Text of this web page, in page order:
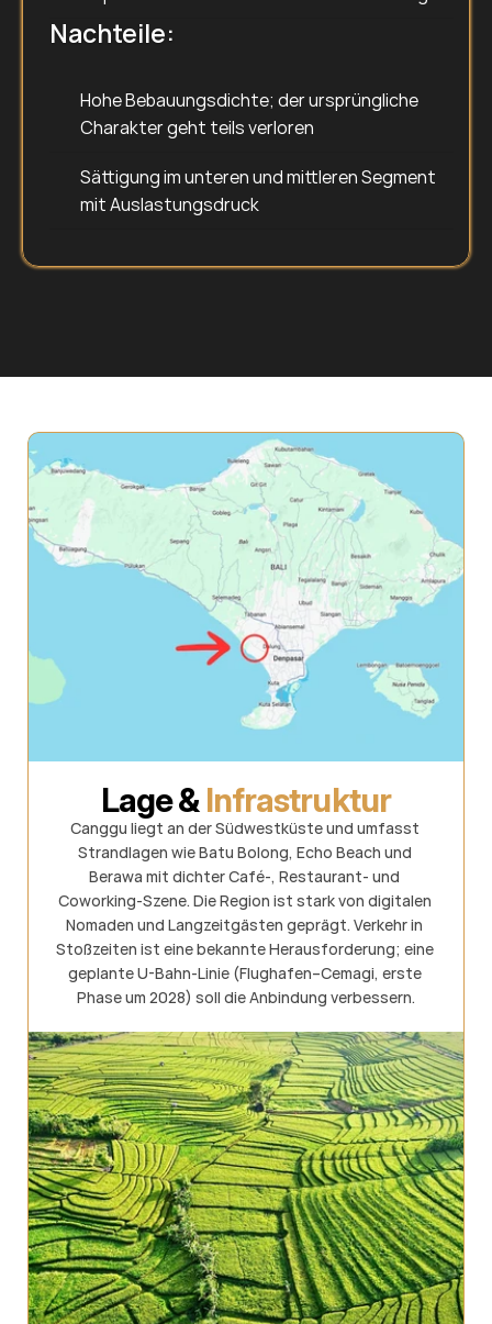
Nachteile:
Hohe Bebauungsdichte; der ursprüngliche
Charakter geht teils verloren
Sättigung im unteren und mittleren Segment
mit Auslastungsdruck
Lage & Infrastruktur
Canggu liegt an der Südwestküste und umfasst
Strandlagen wie Batu Bolong, Echo Beach und
Berawa mit dichter Café-, Restaurant- und
Coworking-Szene. Die Region ist stark von digitalen
Nomaden und Langzeitgästen geprägt. Verkehr in
Stoßzeiten ist eine bekannte Herausforderung; eine
geplante U-Bahn-Linie (Flughafen–Cemagi, erste
Phase um 2028) soll die Anbindung verbessern.